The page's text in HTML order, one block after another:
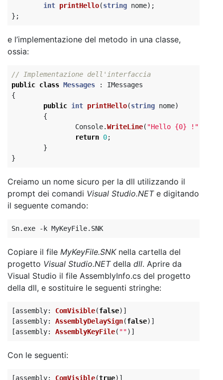
int printHello(string nome);
};
e l’implementazione del metodo in una classe,
ossia:
// Implementazione dell'interfaccia
public class Messages :
IMessages
{
public int printHello(string nome)
{
Console.WriteLine( "Hello {0} !"
return 0;
}
}
Creiamo un nome sicuro per la dll utilizzando il
prompt dei comandi Visual Studio.NETe digitando
il seguente comando:
Copiare il file MyKeyFile.SNKnella cartella del
progetto Visual Studio.NETdella dll. Aprire da
Visual Studio il file AssemblyInfo.cs del progetto
della dll, e sostituire le seguenti stringhe:
[assembly: ComVisible(false)]
[assembly: AssemblyDelaySign(false)]
[assembly: AssemblyKeyFile( "")]
Con le seguenti:
[assembly: ComVisible(true)]